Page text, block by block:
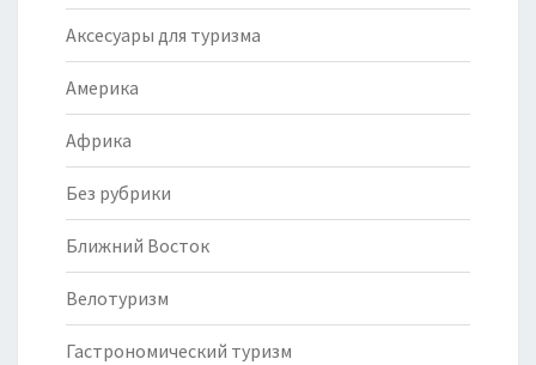
Аксесуары для туризма
Америка
Африка
Без рубрики
Ближний Восток
Велотуризм
Гастрономический туризм